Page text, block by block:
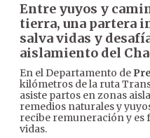
Entre yuyos y
tierra, una partera
salva vidas y
aislamiento del
En el Departamento de
kilómetros de la ruta
asiste partos en zonas
remedios naturales y
recibe remuneración y es
vidas.